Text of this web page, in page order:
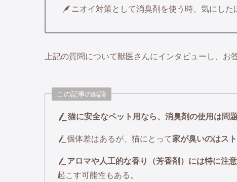
ニオイ対策として消臭剤を使う時、気にした
上記の質問について獣医さんにインタビューし、お
この記事の結論
猫に安全なペット用なら、消臭剤の使用は問題
個体差はあるが、猫にとって家が臭いのはス
アロマや人工的な香り（芳香剤）には特に注意
起こす可能性もある。